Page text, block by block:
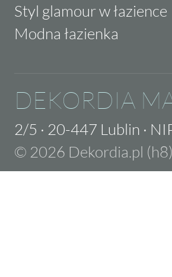
Styl glamour w łazience
Modna łazienka
DEKORDIA
2/5 · 20-447 Lublin ·
© 2026 Dekordia.pl (h8)